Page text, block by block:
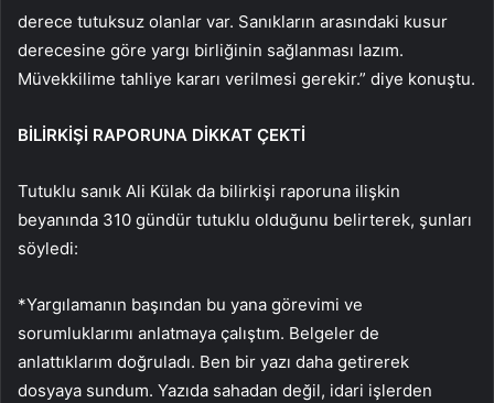
derece tutuksuz olanlar var. Sanıkların arasındaki kusur
derecesine göre yargı birliğinin sağlanması lazım.
Müvekkilime tahliye kararı verilmesi gerekir.” diye konuştu.
BİLİRKİŞİ RAPORUNA DİKKAT ÇEKTİ
Tutuklu sanık Ali Külak da bilirkişi raporuna ilişkin
beyanında 310 gündür tutuklu olduğunu belirterek, şunları
söyledi:
*Yargılamanın başından bu yana görevimi ve
sorumluklarımı anlatmaya çalıştım. Belgeler de
anlattıklarım doğruladı. Ben bir yazı daha getirerek
dosyaya sundum. Yazıda sahadan değil, idari işlerden